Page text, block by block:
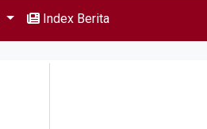
Index Berita